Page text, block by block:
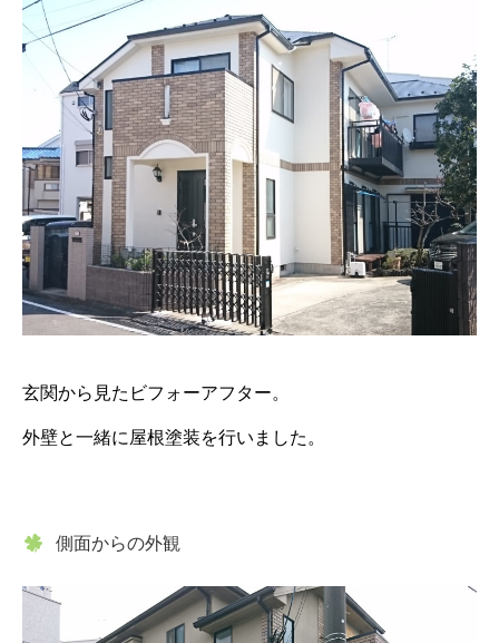
玄関から見たビフォーアフター。
外壁と一緒に屋根塗装を行いました。
側面からの外観